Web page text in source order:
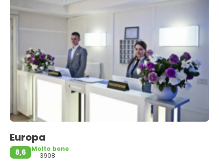
Europa
8,6
Molto bene
3908